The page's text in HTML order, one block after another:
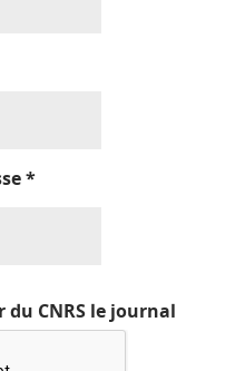
*
CNRS le journal